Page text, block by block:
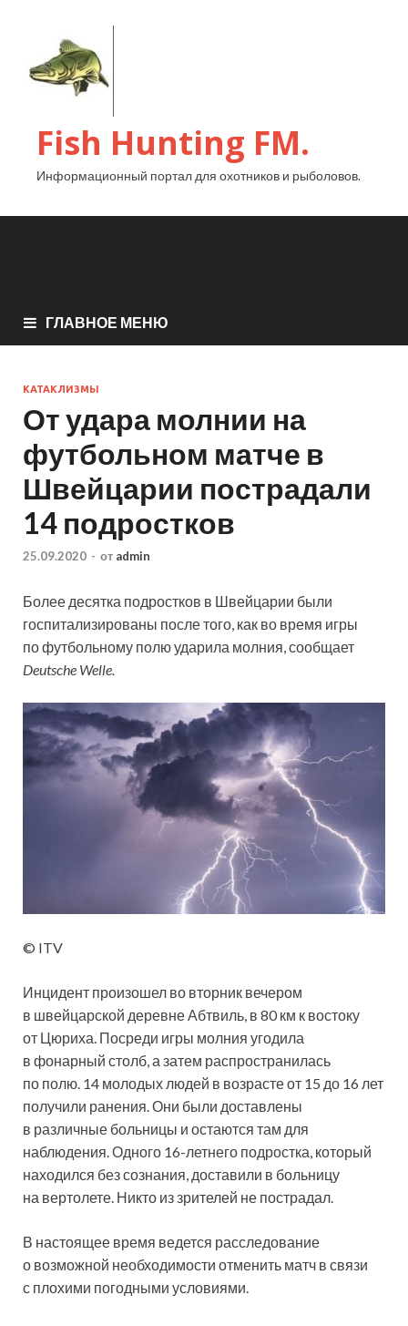
Fish Hunting FM.
Информационный портал для охотников и рыболовов.
ГЛАВНОЕ МЕНЮ
КАТАКЛИЗМЫ
От удара молнии на
футбольном матче в
Швейцарии пострадали
14 подростков
25.09.2020 - от admin
Более десятка подростков в Швейцарии были
госпитализированы после того, как во время игры
по футбольному полю ударила молния, сообщает
Deutsche Welle.
© ITV
Инцидент произошел во вторник вечером
в швейцарской деревне Абтвиль, в 80 км к востоку
от Цюриха. Посреди игры молния угодила
в фонарный столб, а затем распространилась
по полю. 14 молодых людей в возрасте от 15 до 16 лет
получили ранения. Они были доставлены
в различные больницы и остаются там для
наблюдения. Одного 16-летнего подростка, который
находился без сознания, доставили в больницу
на вертолете. Никто из зрителей не пострадал.
В настоящее время ведется расследование
о возможной необходимости отменить матч в связи
с плохими погодными условиями.